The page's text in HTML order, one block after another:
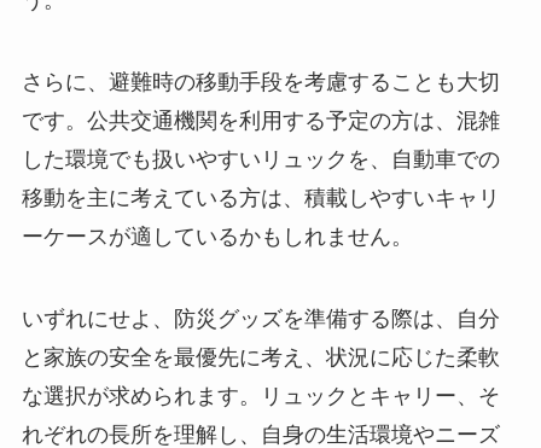
さらに、避難時の移動手段を考慮することも大切
です。公共交通機関を利用する予定の方は、混雑
した環境でも扱いやすいリュックを、自動車での
移動を主に考えている方は、積載しやすいキャリ
ーケースが適しているかもしれません。
いずれにせよ、防災グッズを準備する際は、自分
と家族の安全を最優先に考え、状況に応じた柔軟
な選択が求められます。リュックとキャリー、そ
れぞれの長所を理解し、自身の生活環境やニーズ